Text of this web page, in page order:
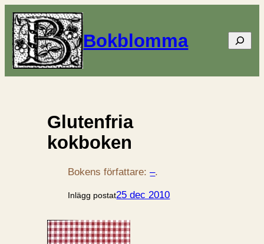
Bokblomma Sök
Glutenfria
kokboken
Bokens författare:–.
Inlägg postat25 dec 2010